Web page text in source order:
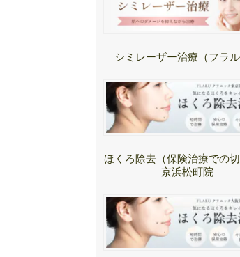
シミレーザー治療（フラル
ほくろ除去（保険治療での
京浜松町院